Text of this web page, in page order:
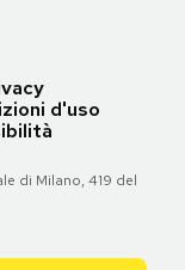
d'uso
di Milano, 419 del